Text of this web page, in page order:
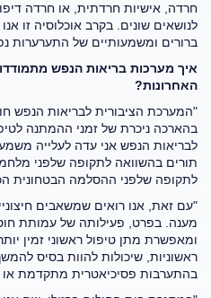
חרדה, אישיות חרדתית, או חרדה
לנושאים שונים. בקרב אוכלוסיה זו
ברורים ומשמעותיים של התערערות
איך מערכות בריאות הנפש
האחרונות?
"המערכת הציבורית לבריאות הנפש
בהארכה ניכרת של זמני ההמתנה
לבריאות הנפש אני עדה לעלייה
תורים בהשוואה לתקופה שלפני
לתקופה שלפני ההסלמה הבטחונית
"עם זאת, אנו רואים שמשאבים
מענה. בפרט, פעילותה של עמותת
ומאפשרת מתן טיפול ראשוני זמין
ראשוניות, שיכולות להוות בסיס
בהתערבות פסיכיאטרית מתקדמת או